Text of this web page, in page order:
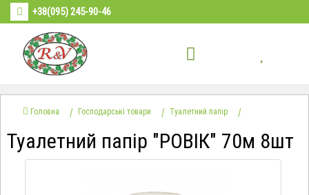
+38(095) 245-90-46
Головна Господарські товари Туалетний папір
Туалетний папір "РОВІК" 70м 8шт